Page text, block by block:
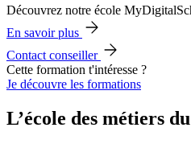
Découvrez notre école
En savoir plus
Contact conseiller
Cette formation t'intéresse ?
Je découvre les formations
L’école des métiers